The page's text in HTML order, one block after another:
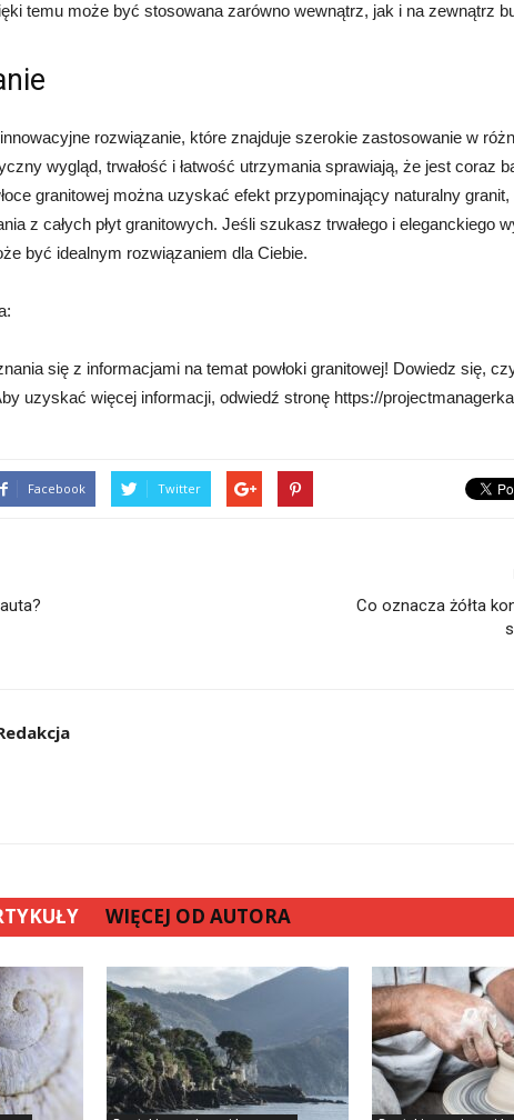
temu może być stosowana zarówno wewnątrz, jak i na zewnątrz
rozwiązanie, które znajduje szerokie zastosowanie w
wygląd, trwałość i łatwość utrzymania sprawiają, że jest coraz
granitowej można uzyskać efekt przypominający naturalny granit,
z całych płyt granitowych. Jeśli szukasz trwałego i eleganckiego
być idealnym rozwiązaniem dla Ciebie.
się z informacjami na temat powłoki granitowej! Dowiedz się,
uzyskać więcej informacji, odwiedź stronę https://
Facebook Twitter
Co oznacza żółta
WIĘCEJ OD AUTORA